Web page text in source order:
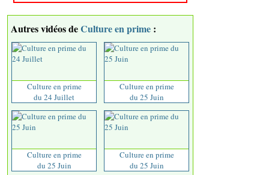
Autres vidéos deCulture en prime :
Culture en prime
du 24 Juillet
Culture en prime
du 25 Juin
Culture en prime
du 25 Juin
Culture en prime
du 25 Juin